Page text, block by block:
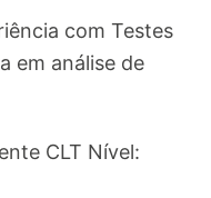
com Testes
em análise de
CLT Nível: